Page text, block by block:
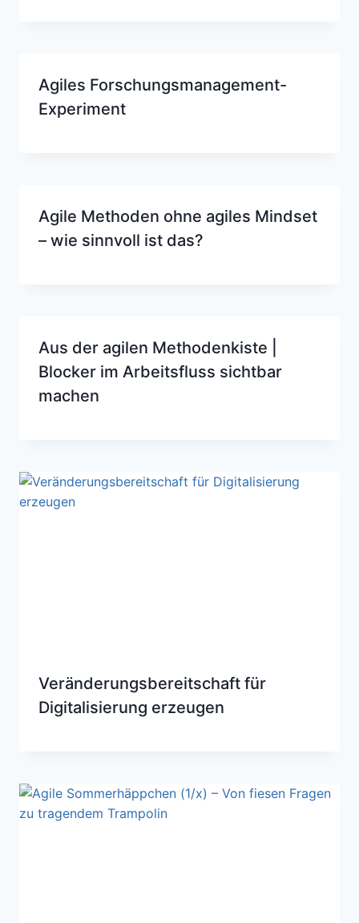
Agiles Forschungsmanagement-
Experiment
Agile Methoden ohne agiles Mindset
– wie sinnvoll ist das?
Aus der agilen Methodenkiste |
Blocker im Arbeitsfluss sichtbar
machen
Veränderungsbereitschaft für
Digitalisierung erzeugen